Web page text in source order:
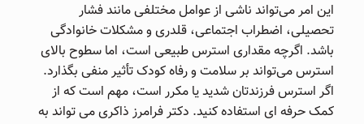
این امر می‌تواند ناشی از عوامل مختلفی مانند فشار
تحصیلی، اضطراب اجتماعی، قلدری و مشکلات خانوادگی
باشد. اگرچه مقداری استرس طبیعی است، اما سطوح بالای
استرس می‌تواند بر سلامت و رفاه کودک تأثیر منفی بگذارد.
اگر استرس فرزندتان شدید یا مکرر است، مهم است که از
کمک حرفه ای استفاده کنید. دکتر فرامرز ذاکری می تواند به